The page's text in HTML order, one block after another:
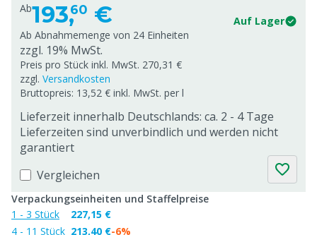
Ab193,60 €
Auf Lager
Ab Abnahmemenge von 24 Einheiten
zzgl. 19% MwSt.
Preis pro Stück inkl. MwSt. 270,31 €
zzgl. Versandkosten
Bruttopreis: 13,52 € inkl. MwSt. per l
Lieferzeit innerhalb Deutschlands: ca. 2 - 4 Tage
Lieferzeiten sind unverbindlich und werden nicht
garantiert
Vergleichen
Verpackungseinheiten und Staffelpreise
1 - 3 Stück
4 - 11 Stück
227,15 €
213,40 €-6%